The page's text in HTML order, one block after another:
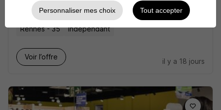
IFB France
Rennes - 35 Indépendant
Voir l’offre
il y a 18 jours
Personnaliser mes choix Tout accepter